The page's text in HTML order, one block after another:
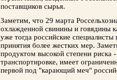
поставщиков сырья.
Заметим, что 29 марта
охлажденной свинины и говядины
уже тогда российские
принятия более жестких мер.
продуктом высокой степени риска
транспортировке, имеет
первой под "карающий меч"